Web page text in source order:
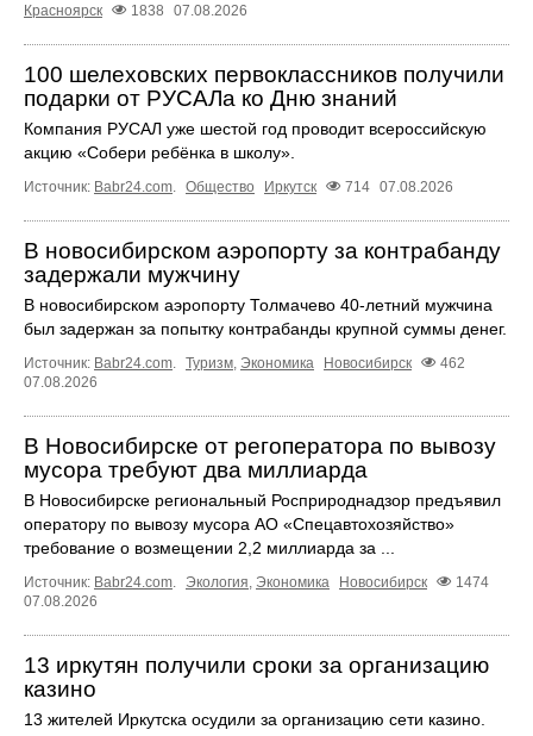
Красноярск
1838 07.08.2026
100 шелеховских первоклассников получили
подарки от РУСАЛа ко Дню знаний
Компания РУСАЛ уже шестой год проводит всероссийскую
акцию «Собери ребёнка в школу».
Источник: Babr24.com. Общество Иркутск 714 07.08.2026
В новосибирском аэропорту за контрабанду
задержали мужчину
В новосибирском аэропорту Толмачево 40-летний мужчина
был задержан за попытку контрабанды крупной суммы денег.
Источник: Babr24.com. Туризм, Экономика Новосибирск
462
07.08.2026
В Новосибирске от регоператора по вывозу
мусора требуют два миллиарда
В Новосибирске региональный Росприроднадзор предъявил
оператору по вывозу мусора АО «Спецавтохозяйство»
требование о возмещении 2,2 миллиарда за ...
Источник: Babr24.com. Экология, Экономика Новосибирск
1474
07.08.2026
13 иркутян получили сроки за организацию
казино
13 жителей Иркутска осудили за организацию сети казино.